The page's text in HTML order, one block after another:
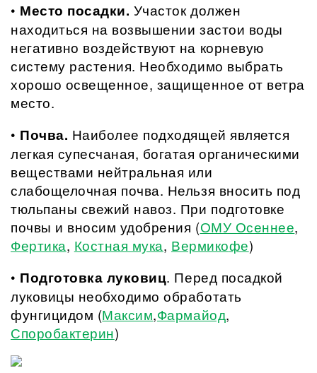
• Место посадки. Участок должен
находиться на возвышении застои воды
негативно воздействуют на корневую
систему растения. Необходимо выбрать
хорошо освещенное, защищенное от ветра
место.
• Почва. Наиболее подходящей является
легкая супесчаная, богатая органическими
веществами нейтральная или
слабощелочная почва. Нельзя вносить под
тюльпаны свежий навоз. При подготовке
почвы и вносим удобрения (ОМУ Осеннее,
Фертика, Костная мука, Вермикофе)
• Подготовка луковиц. Перед посадкой
луковицы необходимо обработать
фунгицидом (Максим,Фармайод,
Споробактерин)